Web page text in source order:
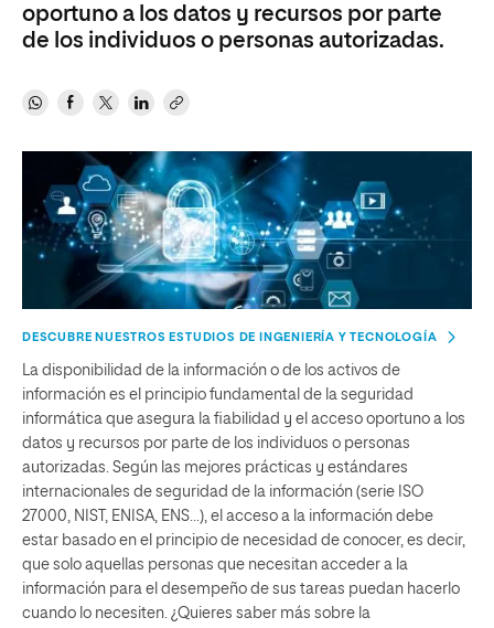
oportuno a los datos y recursos por parte
de los individuos o personas autorizadas.
DESCUBRE NUESTROS ESTUDIOS DE INGENIERÍA Y TECNOLOGÍA
La disponibilidad de la información o de los activos de
información es el principio fundamental de la seguridad
informática que asegura la fiabilidad y el acceso oportuno a los
datos y recursos por parte de los individuos o personas
autorizadas. Según las mejores prácticas y estándares
internacionales de seguridad de la información (serie ISO
27000, NIST, ENISA, ENS…), el acceso a la información debe
estar basado en el principio de necesidad de conocer, es decir,
que solo aquellas personas que necesitan acceder a la
información para el desempeño de sus tareas puedan hacerlo
cuando lo necesiten. ¿Quieres saber más sobre la